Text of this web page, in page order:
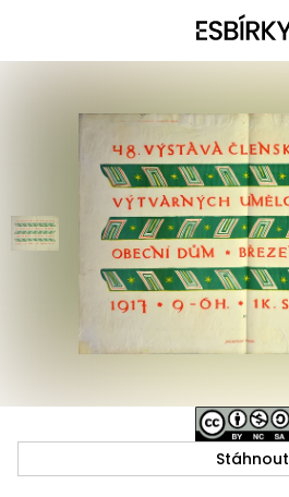
Stáhnout